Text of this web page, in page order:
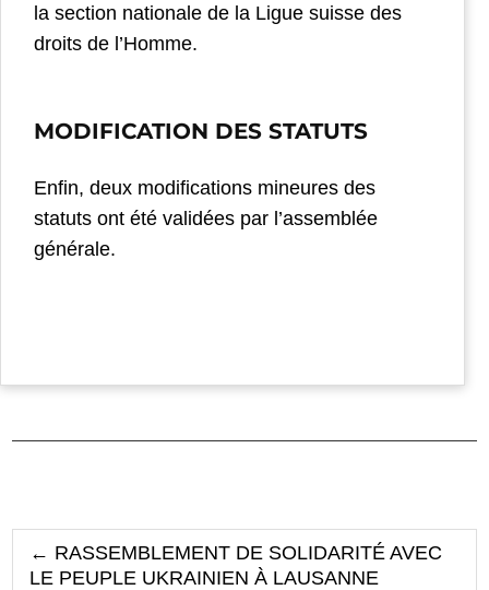
la section nationale de la Ligue suisse des
droits de l’Homme.
MODIFICATION DES STATUTS
Enfin, deux modifications mineures des
statuts ont été validées par l’assemblée
générale.
← RASSEMBLEMENT DE SOLIDARITÉ AVEC
LE PEUPLE UKRAINIEN À LAUSANNE